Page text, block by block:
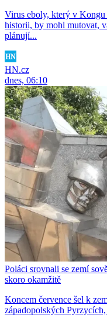
Virus eboly, který v
historii, by mohl mutovat,
plánují...
HN.cz
dnes, 06:10
Poláci srovnali se zemí
skoro okamžitě
Koncem července šel k
západopolských